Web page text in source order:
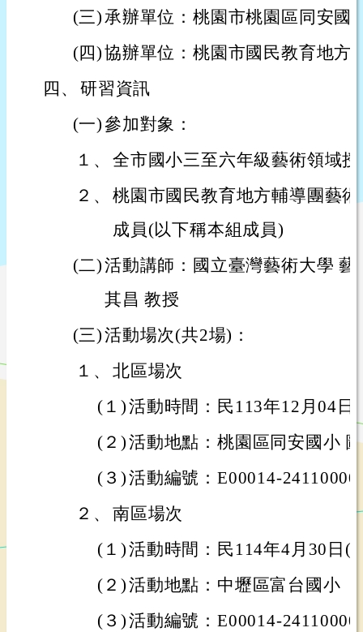
(三)承辦單位：桃園市桃園區同安國
(四)協辦單位：桃園市國民教育地方
四、 研習資訊
(一)參加對象：
１、 全市國小三至六年級藝術領域
２、 桃園市國民教育地方輔導團藝
成員(以下稱本組成員)
(二)活動講師：國立臺灣藝術大學
其昌 教授
(三)活動場次(共2場)：
１、 北區場次
(１)活動時間：民113年12月04日
(２)活動地點：桃園區同安國小
(３)活動編號：E00014-
２、 南區場次
(１)活動時間：民114年4月30日(
(２)活動地點：中壢區富台國小
(３)活動編號：E00014-